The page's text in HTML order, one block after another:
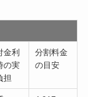
金利
の実
担
分割料金
の目安